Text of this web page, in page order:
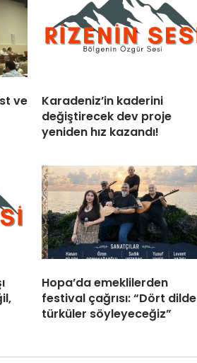
ve
Karadeniz’in kaderini
değiştirecek dev proje
yeniden hız kazandı!
Hopa’da emeklilerden
festival çağrısı: “Dört dilde
türküler söyleyeceğiz”